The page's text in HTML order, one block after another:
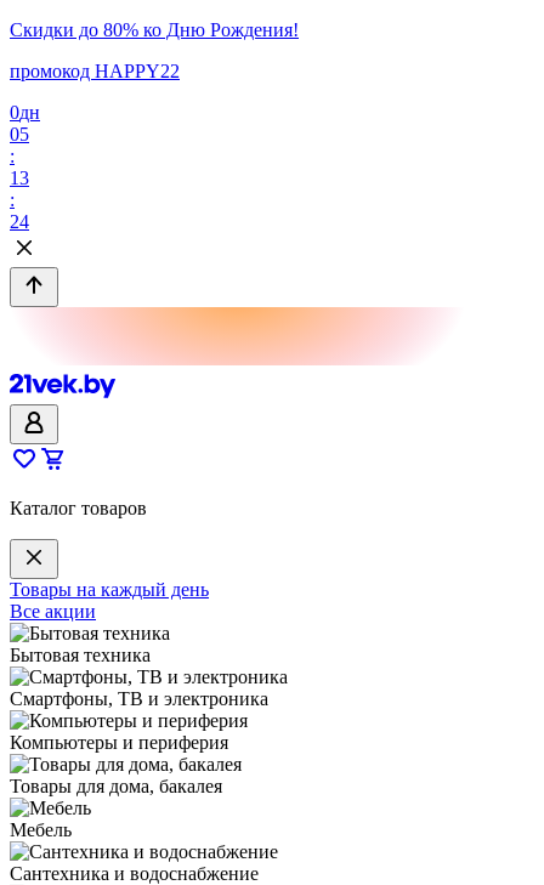
Скидки до 80% ко Дню Рождения!
промокод HAPPY22
0дн
05
:
13
:
24
Каталог товаров
Товары на каждый день
Все акции
Бытовая техника
Смартфоны, ТВ и электроника
Компьютеры и периферия
Товары для дома, бакалея
Мебель
Сантехника и водоснабжение